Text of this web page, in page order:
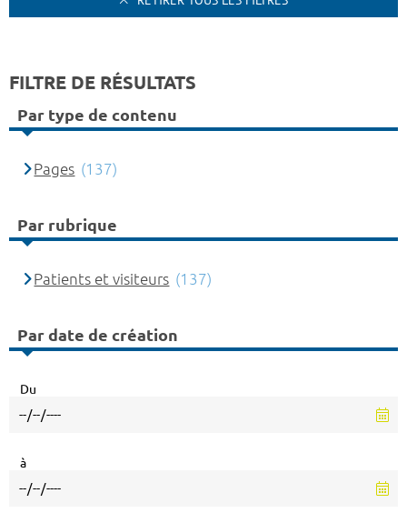
FILTRE DE RÉSULTATS
Par type de contenu
Pages (137)
Par rubrique
Patients et visiteurs (137)
Par date de création
Du
à